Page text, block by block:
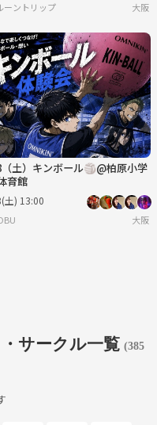
ークル
ーントリップ 大阪
/友達作り
土）キンボール🏐@柏原小学
育館
土) 13:00
大阪
サークル一覧 (385